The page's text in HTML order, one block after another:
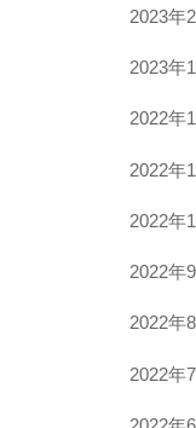
2023年
2023年
2022年
2022年
2022年
2022年
2022年
2022年